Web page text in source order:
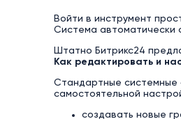
Войти в инструмент
Система автоматически
Штатно Битрикс24
Как редактировать и
Стандартные системные
самостоятельной
создавать новые